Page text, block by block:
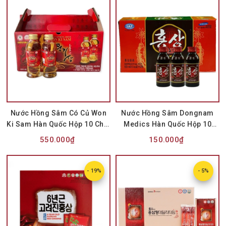
Nước Hồng Sâm Có Củ Won
Ki Sam Hàn Quốc Hộp 10 Chai
x 120ml
550.000₫
Nước Hồng Sâm Dongnam
Medics Hàn Quốc Hộp 10
Chai x 100ml
150.000₫
- 19% - 5%